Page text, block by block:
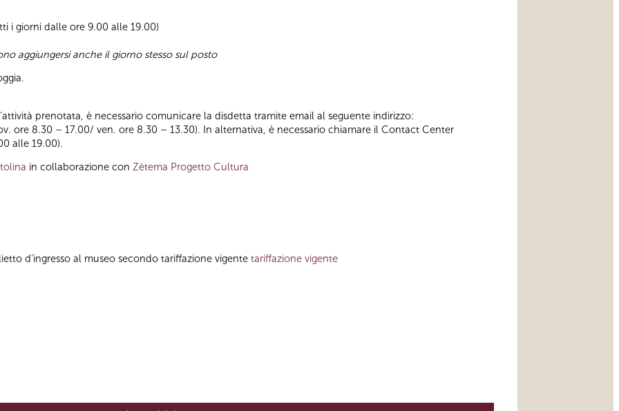
i giorni dalle ore 9.00 alle 19.00)
aggiungersi anche il giorno stesso sul posto
prenotata, è necessario comunicare la disdetta tramite email al seguente indirizzo:
ore 8.30 – 17.00/ ven. ore 8.30 – 13.30). In alternativa, è necessario chiamare il Contact Center
alle 19.00).
in collaborazione con Zètema Progetto Cultura
d’ingresso al museo secondo tariffazione vigente tariffazione vigente